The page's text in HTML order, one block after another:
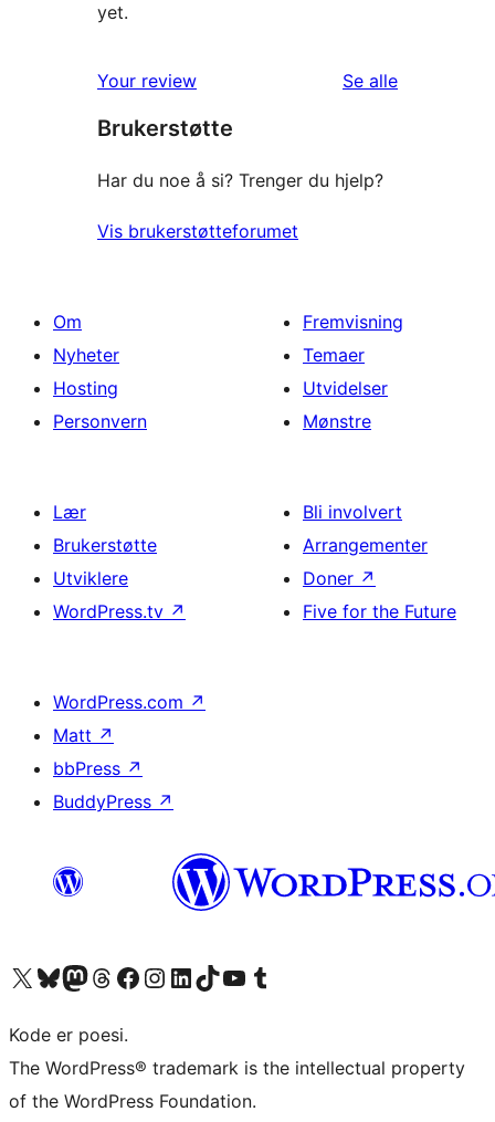
yet.
Your review Se alleomtalene
Brukerstøtte
Har du noe å si? Trenger du hjelp?
Vis brukerstøtteforumet
Om
Nyheter
Hosting
Personvern
Fremvisning
Temaer
Utvidelser
Mønstre
Lær
Brukerstøtte
Utviklere
WordPress.tv ↗
Bli involvert
Arrangementer
Doner ↗
Five for the Future
WordPress.com ↗
Matt ↗
bbPress ↗
BuddyPress ↗
Besøk vår konto på X Visit our Bluesky account
Besøk vår Mastodon-konto
Visit our Threads account
Besøk vår Facebook-sideBesøk vår Instagram-konto
Besøk vår LinkedIn-konto
Visit our TikTok account
Visit our YouTube channel
Visit our Tumblr account
Kode er poesi.
The WordPress® trademark is the intellectual property
of the WordPress Foundation.